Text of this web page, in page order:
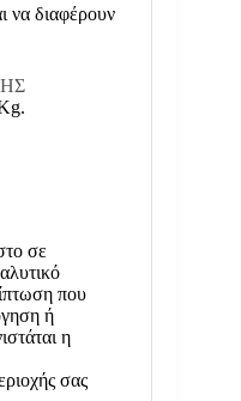
να διαφέρουν
σε
που
ή
η
σας